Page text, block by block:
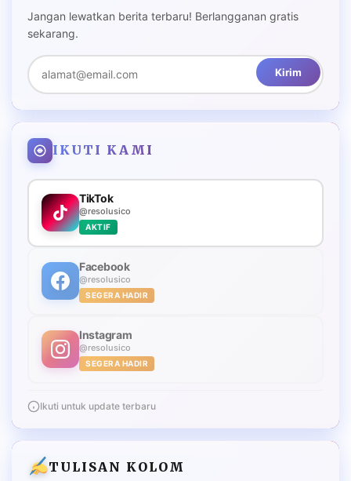
Jangan lewatkan berita terbaru! Berlangganan gratis
sekarang.
Kirim
IKUTI KAMI
TikTok
@resolusico
AKTIF
Facebook
@resolusico
SEGERA HADIR
Instagram
@resolusico
SEGERA HADIR
Ikuti untuk update terbaru
TULISAN KOLOM